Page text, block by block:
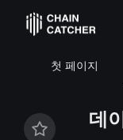
첫 페이지
데